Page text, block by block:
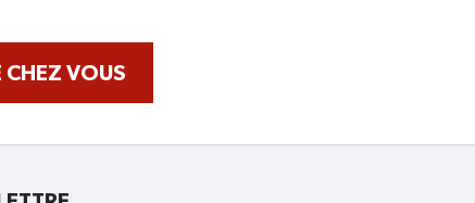
CHEZ VOUS